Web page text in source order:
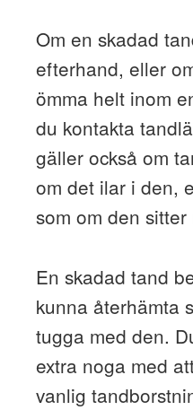
Om en skadad
efterhand, eller
ömma helt inom
du kontakta
gäller också om
om det ilar i den,
som om den
En skadad tand
kunna återhämta
tugga med den.
extra noga med
vanlig